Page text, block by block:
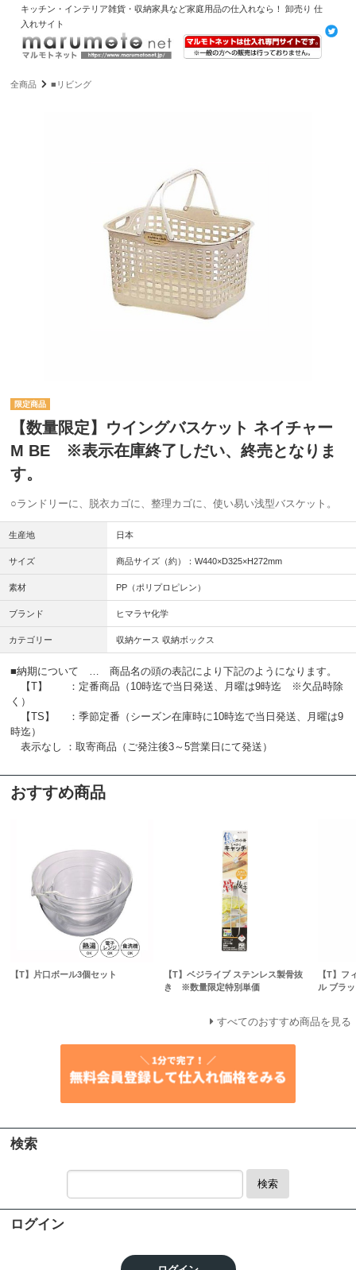
キッチン・インテリア雑貨・収納家具など家庭用品の仕入れなら！ 卸売り 仕
入れサイト
全商品 ■リビング
【数量限定】ウイングバスケット ネイチャー
M BE ※表示在庫終了しだい、終売となりま
す。
○ランドリーに、脱衣カゴに、整理カゴに、使い易い浅型バスケット。
生産地 日本
サイズ 商品サイズ（約）：W440×D325×H272mm
素材 PP（ポリプロピレン）
ブランド ヒマラヤ化学
カテゴリー 収納ケース 収納ボックス
■納期について … 商品名の頭の表記により下記のようになります。
【T】 ：定番商品（10時迄で当日発送、月曜は9時迄 ※欠品時除
く）
【TS】 ：季節定番（シーズン在庫時に10時迄で当日発送、月曜は9
時迄）
表示なし ：取寄商品（ご発注後3～5営業日にて発送）
おすすめ商品
【T】片口ボール3個セット
【T】ベジライブ ステンレス製骨抜
き ※数量限定特別単価
【T】フ
ル ブラ
すべてのおすすめ商品を見る
検索
検索
ログイン